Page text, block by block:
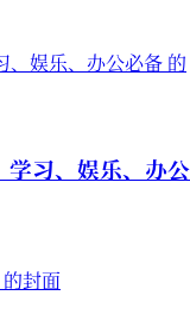
习、娱乐、办公